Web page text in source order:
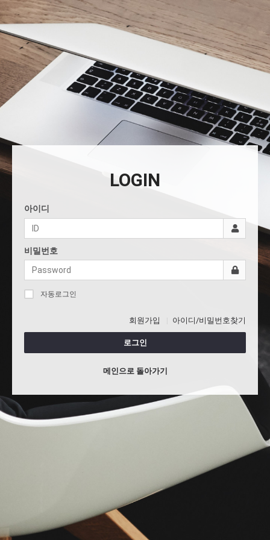
LOGIN
아이디
비밀번호
자동로그인
회원가입 아이디/비밀번호찾기
로그인
메인으로 돌아가기